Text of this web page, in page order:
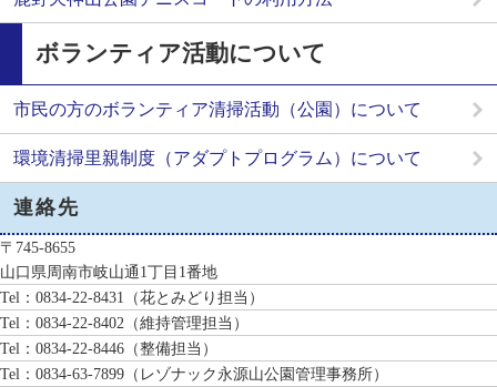
ボランティア活動について
市民の方のボランティア清掃活動（公園）について
環境清掃里親制度（アダプトプログラム）について
連絡先
〒745-8655
山口県周南市岐山通1丁目1番地
Tel：0834-22-8431
（花とみどり担当）
Tel：0834-22-8402 （維持管理担当）
Tel：0834-22-8446 （整備担当）
Tel：0834-63-7899 （レゾナック永源山公園管理事務所）